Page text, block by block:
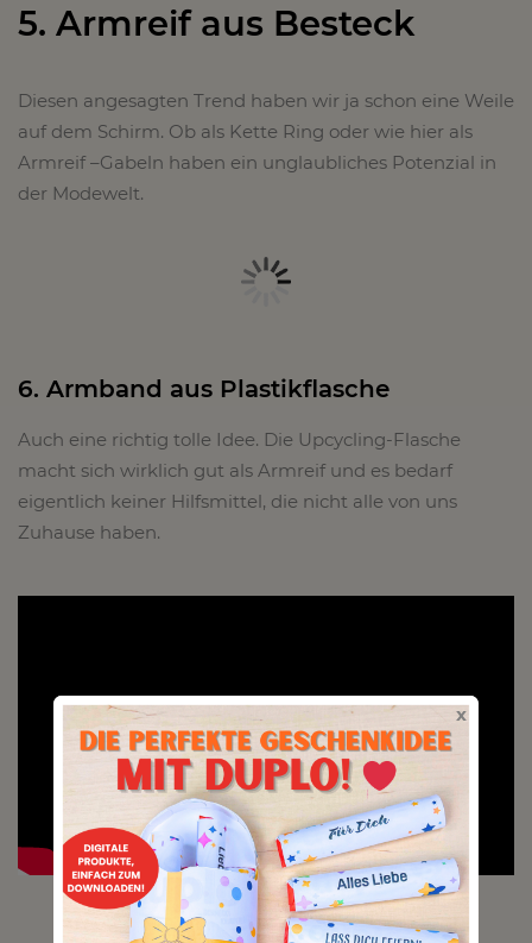
x
5. Armreif aus Besteck
Diesen angesagten Trend haben wir ja schon eine Weile
auf dem Schirm. Ob als Kette Ring oder wie hier als
Armreif –Gabeln haben ein unglaubliches Potenzial in
der Modewelt.
6. Armband aus Plastikflasche
Auch eine richtig tolle Idee. Die Upcycling-Flasche
macht sich wirklich gut als Armreif und es bedarf
eigentlich keiner Hilfsmittel, die nicht alle von uns
Zuhause haben.